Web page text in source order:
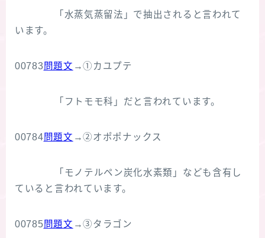
「水蒸気蒸留法」で抽出されると言われて
います。
00783問題文 →①カユプテ
「フトモモ科」だと言われています。
00784問題文 →②オポポナックス
「モノテルペン炭化水素類」なども含有し
ていると言われています。
00785問題文 →③タラゴン